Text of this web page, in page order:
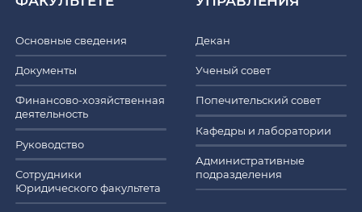
Основные сведения
Документы
Финансово-хозяйственная
деятельность
Руководство
Сотрудники
Юридического факультета
Декан
Ученый совет
Попечительский совет
Кафедры и лаборатории
Административные
подразделения